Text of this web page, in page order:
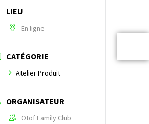
LIEU
En ligne
CATÉGORIE
Atelier Produit
ORGANISATEUR
Otof Family Club